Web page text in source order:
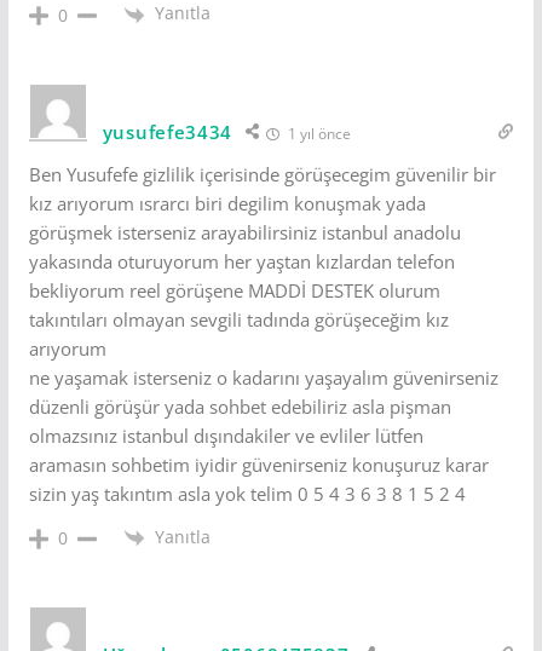
0 Yanıtla
yusufefe3434 1 yıl önce
Ben Yusufefe gizlilik içerisinde görüşecegim güvenilir bir
kız arıyorum ısrarcı biri degilim konuşmak yada
görüşmek isterseniz arayabilirsiniz istanbul anadolu
yakasında oturuyorum her yaştan kızlardan telefon
bekliyorum reel görüşene MADDİ DESTEK olurum
takıntıları olmayan sevgili tadında görüşeceğim kız
arıyorum
ne yaşamak isterseniz o kadarını yaşayalım güvenirseniz
düzenli görüşür yada sohbet edebiliriz asla pişman
olmazsınız istanbul dışındakiler ve evliler lütfen
aramasın sohbetim iyidir güvenirseniz konuşuruz karar
sizin yaş takıntım asla yok telim 0 5 4 3 6 3 8 1 5 2 4
0 Yanıtla